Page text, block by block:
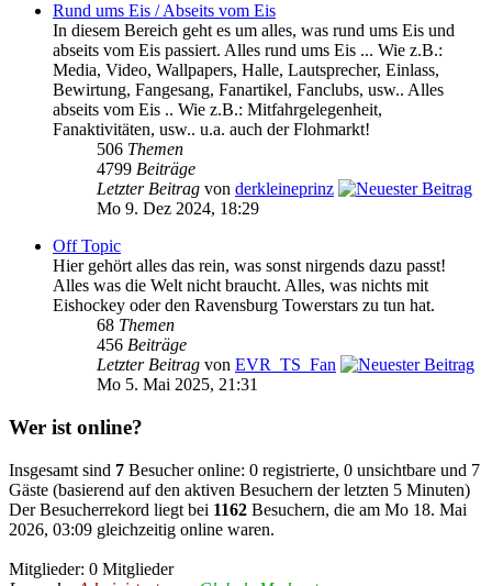
Rund ums Eis / Abseits vom Eis
In diesem Bereich geht es um alles, was rund ums Eis und
abseits vom Eis passiert. Alles rund ums Eis ... Wie z.B.:
Media, Video, Wallpapers, Halle, Lautsprecher, Einlass,
Bewirtung, Fangesang, Fanartikel, Fanclubs, usw.. Alles
abseits vom Eis .. Wie z.B.: Mitfahrgelegenheit,
Fanaktivitäten, usw.. u.a. auch der Flohmarkt!
506 Themen
4799 Beiträge
Letzter Beitrag von derkleineprinz
Mo 9. Dez 2024, 18:29
Off Topic
Hier gehört alles das rein, was sonst nirgends dazu passt!
Alles was die Welt nicht braucht. Alles, was nichts mit
Eishockey oder den Ravensburg Towerstars zu tun hat.
68 Themen
456 Beiträge
Letzter Beitrag von EVR_TS_Fan
Mo 5. Mai 2025, 21:31
Wer ist online?
Insgesamt sind 7 Besucher online: 0 registrierte, 0 unsichtbare und 7
Gäste (basierend auf den aktiven Besuchern der letzten 5 Minuten)
Der Besucherrekord liegt bei 1162 Besuchern, die am Mo 18. Mai
2026, 03:09 gleichzeitig online waren.
Mitglieder: 0 Mitglieder